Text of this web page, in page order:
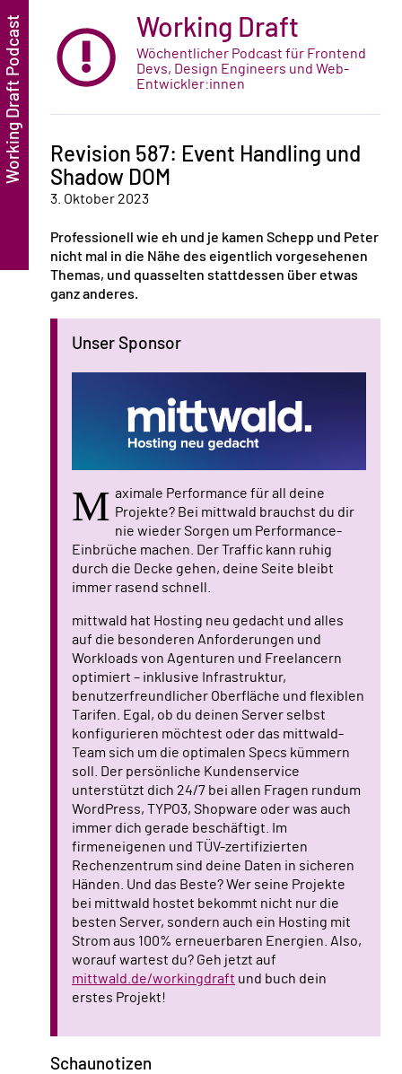
Working Draft
Wöchentlicher Podcast für Frontend
Devs, Design Engineers und Web-
Entwickler:innen
Revision 587: Event Handling und
Shadow DOM
3. Oktober 2023
Professionell wie eh und je kamen Schepp und Peter
nicht mal in die Nähe des eigentlich vorgesehenen
Themas, und quasselten stattdessen über etwas
ganz anderes.
Unser Sponsor
M aximale Performance für all deine
Projekte? Bei mittwald brauchst du dir
nie wieder Sorgen um Performance-
Einbrüche machen. Der Traffic kann ruhig
durch die Decke gehen, deine Seite bleibt
immer rasend schnell.
mittwald hat Hosting neu gedacht und alles
auf die besonderen Anforderungen und
Workloads von Agenturen und Freelancern
optimiert – inklusive Infrastruktur,
benutzerfreundlicher Oberfläche und flexiblen
Tarifen. Egal, ob du deinen Server selbst
konfigurieren möchtest oder das mittwald-
Team sich um die optimalen Specs kümmern
soll. Der persönliche Kundenservice
unterstützt dich 24/7 bei allen Fragen rundum
WordPress, TYPO3, Shopware oder was auch
immer dich gerade beschäftigt. Im
firmeneigenen und TÜV-zertifizierten
Rechenzentrum sind deine Daten in sicheren
Händen. Und das Beste? Wer seine Projekte
bei mittwald hostet bekommt nicht nur die
besten Server, sondern auch ein Hosting mit
Strom aus 100% erneuerbaren Energien. Also,
worauf wartest du? Geh jetzt auf
mittwald.de/workingdraft und buch dein
erstes Projekt!
Schaunotizen